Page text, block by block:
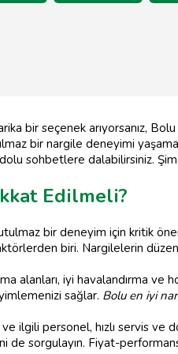
bir seçenek arıyorsanız,
bir nargile deneyimi
sohbetlere dalabilirsiniz.
Edilmeli?
bir deneyim için kritik
biri. Nargilelerin
alanları, iyi havalandırma ve
sağlar. Bolu en iyi
ilgili personel, hızlı servis ve
de sorgulayın. Fiyat-